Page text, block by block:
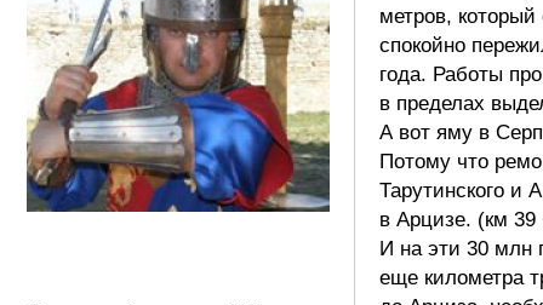
метров,
спокойно
года. Работы
в пределах
А вот яму в
Потому что
Тарутинского и
в Арцизе. (км
И на эти 30 млн
еще километра